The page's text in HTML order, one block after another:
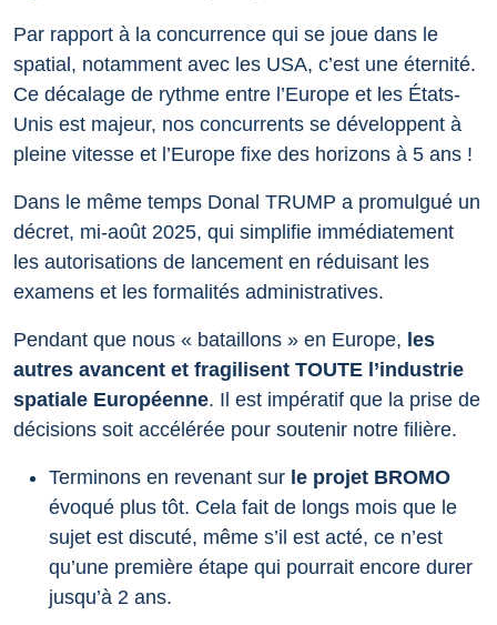
Par rapport à la concurrence qui se joue dans le
spatial, notamment avec les USA, c’est une éternité.
Ce décalage de rythme entre l’Europe et les États-
Unis est majeur, nos concurrents se développent à
pleine vitesse et l’Europe fixe des horizons à 5 ans !
Dans le même temps Donal TRUMP a promulgué un
décret, mi-août 2025, qui simplifie immédiatement
les autorisations de lancement en réduisant les
examens et les formalités administratives.
Pendant que nous « bataillons » en Europe, les
autres avancent et fragilisent TOUTE l’industrie
spatiale Européenne. Il est impératif que la prise de
décisions soit accélérée pour soutenir notre filière.
Terminons en revenant sur le projet BROMO
évoqué plus tôt. Cela fait de longs mois que le
sujet est discuté, même s’il est acté, ce n’est
qu’une première étape qui pourrait encore durer
jusqu’à 2 ans.